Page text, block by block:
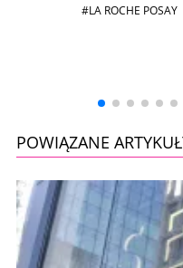
#LA ROCHE POSAY
POWIĄZANE